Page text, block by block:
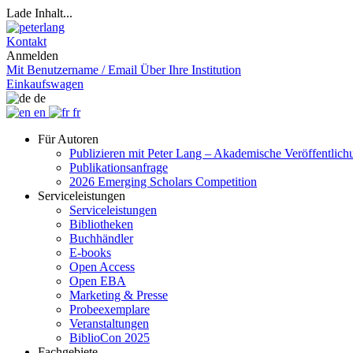
Lade Inhalt...
Kontakt
Anmelden
Mit Benutzername / Email Über Ihre Institution
Einkaufswagen
de
en
fr
Für Autoren
Publizieren mit Peter Lang – Akademische
Publikationsanfrage
2026 Emerging Scholars Competition
Serviceleistungen
Serviceleistungen
Bibliotheken
Buchhändler
E-books
Open Access
Open EBA
Marketing & Presse
Probeexemplare
Veranstaltungen
BiblioCon 2025